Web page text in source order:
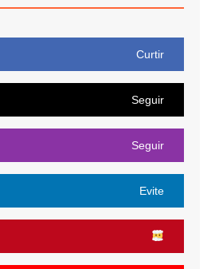
Curtir
Seguir
Seguir
Evite